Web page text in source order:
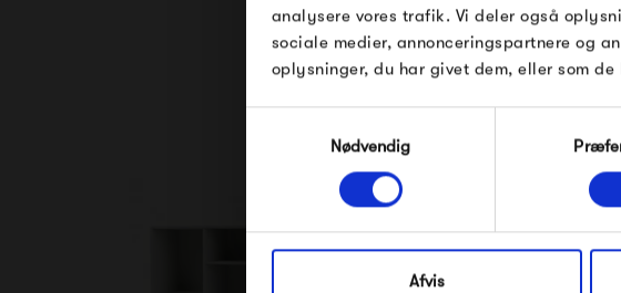
analysere vores trafik. Vi deler også
sociale medier, annonceringspartnere og
oplysninger, du har givet dem, eller som
Nødvendig
Afvis